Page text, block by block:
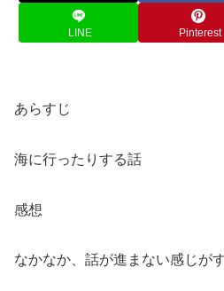
LINE Pinterest
あらすじ
海に行ったりする話
感想
なかなか、話が進まない感じが